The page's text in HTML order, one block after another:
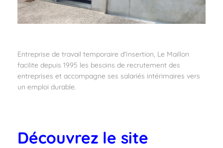
Entreprise de travail temporaire d'Insertion, Le Maillon
facilite depuis 1995 les besoins de recrutement des
entreprises et accompagne ses salariés intérimaires vers
un emploi durable.
Découvrez le site